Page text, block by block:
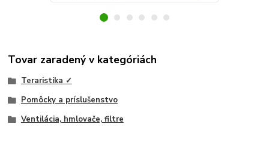
Tovar zaradený v kategóriách
Teraristika ✓
Pomôcky a príslušenstvo
Ventilácia, hmlovače, filtre